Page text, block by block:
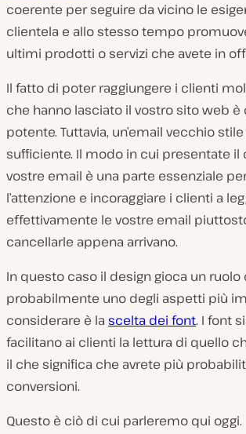
coerente per seguire da vicino le
clientela e allo stesso tempo
ultimi prodotti o servizi che avete in
Il fatto di poter raggiungere i clienti
che hanno lasciato il vostro sito web è
potente. Tuttavia, un’email vecchio
sufficiente. Il modo in cui presentate
vostre email è una parte essenziale
l’attenzione e incoraggiare i clienti a
effettivamente le vostre email
cancellarle appena arrivano.
In questo caso il design gioca un ruolo
probabilmente uno degli aspetti più
considerare è la scelta dei font. I font
facilitano ai clienti la lettura di quello
il che significa che avrete più
conversioni.
Questo è ciò di cui parleremo qui oggi.